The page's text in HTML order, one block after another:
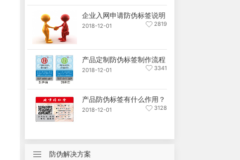
企业入网申请防伪标签说明
2018-12-01 2819
产品定制防伪标签制作流程
2018-12-01 3341
产品防伪标签有什么作用？
2018-12-01 3128
防伪解决方案